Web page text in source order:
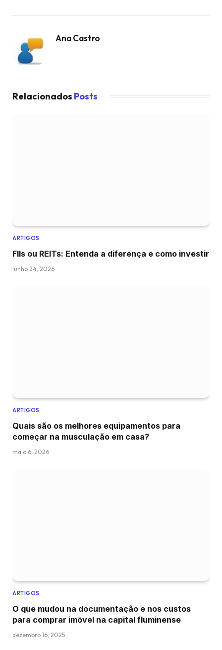
Ana Castro
Relacionados Posts
ARTIGOS
FIIs ou REITs: Entenda a diferença e como investir
junho 24, 2026
ARTIGOS
Quais são os melhores equipamentos para
começar na musculação em casa?
maio 6, 2026
ARTIGOS
O que mudou na documentação e nos custos
para comprar imóvel na capital fluminense
dezembro 16, 2025